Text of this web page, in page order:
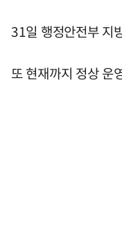
31일 행정안전부 지
또 현재까지 정상 운